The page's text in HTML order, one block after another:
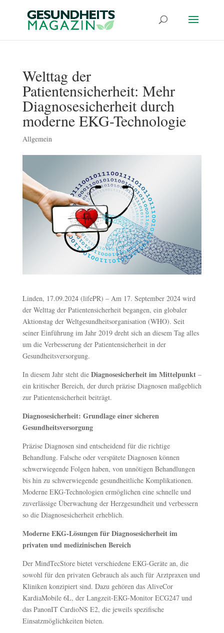
Welttag der
Patientensicherheit: Mehr
Diagnosesicherheit durch
moderne EKG-Technologie
Allgemein
Linden, 17.09.2024 (lifePR) – Am 17. September 2024 wird
der Welttag der Patientensicherheit begangen, ein globaler
Aktionstag der Weltgesundheitsorganisation (WHO). Seit
seiner Einführung im Jahr 2019 dreht sich an diesem Tag alles
um die Verbesserung der Patientensicherheit in der
Gesundheitsversorgung.
In diesem Jahr steht die Diagnosesicherheit im Mittelpunkt–
ein kritischer Bereich, der durch präzise Diagnosen maßgeblich
zur Patientensicherheit beiträgt.
Diagnosesicherheit: Grundlage einer sicheren
Gesundheitsversorgung
Präzise Diagnosen sind entscheidend für die richtige
Behandlung. Falsche oder verspätete Diagnosen können
schwerwiegende Folgen haben, von unnötigen Behandlungen
bis hin zu schwerwiegende gesundheitliche Komplikationen.
Moderne EKG-Technologien ermöglichen eine schnelle und
zuverlässige Überwachung der Herzgesundheit und verbessern
so die Diagnosesicherheit erheblich.
Moderne EKG-Lösungen für Diagnosesicherheit im
privaten und medizinischen Bereich
Der MindTecStore bietet verschiedene EKG-Geräte an, die
sowohl für den privaten Gebrauch als auch für Arztpraxen und
Kliniken konzipiert sind. Dazu gehören das AliveCor
KardiaMobile 6L, der Langzeit-EKG-Monitor ECG247 und
das PanonIT CardioNS E2, die jeweils spezifische
Einsatzmöglichkeiten bieten.